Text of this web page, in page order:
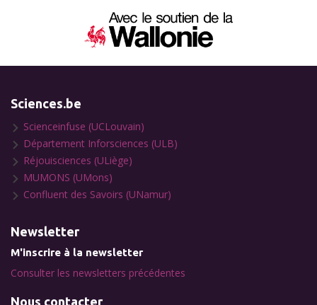
Sciences.be
Scienceinfuse (UCLouvain)
Département Inforsciences (ULB)
Réjouisciences (ULiège)
MUMONS (UMons)
Confluent des Savoirs (UNamur)
Newsletter
M'inscrire à la newsletter
Consulter les newsletters précédentes
Nous contacter